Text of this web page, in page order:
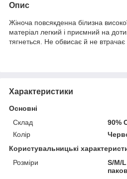
Опис
Жіноча повсякденна білизна
матеріал легкий і приємний на
тягнеться. Не обвисає й не втрачає
Характеристики
Основні
Склад
90%
Колір
Користувальницькі
Розміри
S/M/